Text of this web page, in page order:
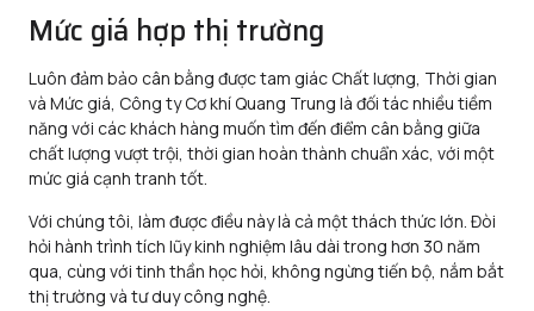
Mức giá hợp thị trường
Luôn đảm bảo cân bằng được tam giác Chất lượng, Thời gian
và Mức giá, Công ty Cơ khí Quang Trung là đối tác nhiều tiềm
năng với các khách hàng muốn tìm đến điểm cân bằng giữa
chất lượng vượt trội, thời gian hoàn thành chuẩn xác, với một
mức giá cạnh tranh tốt.
Với chúng tôi, làm được điều này là cả một thách thức lớn. Đòi
hỏi hành trình tích lũy kinh nghiệm lâu dài trong hơn 30 năm
qua, cùng với tinh thần học hỏi, không ngừng tiến bộ, nắm bắt
thị trường và tư duy công nghệ.